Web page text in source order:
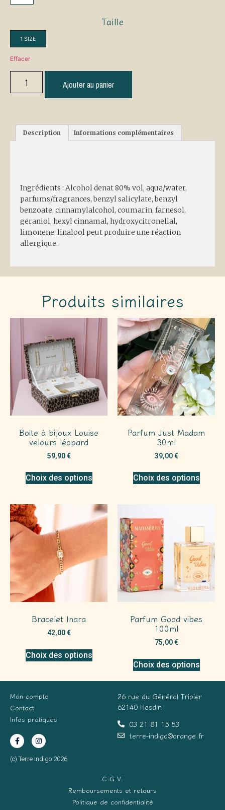
Taille
1 SIZE
Effacer
Ajouter au panier
Description Informations complémentaires
Ingrédients : Alcohol denat 80% vol, aqua/water,
parfums/fragrances, benzyl salicylate, benzyl
benzoate, cinnamylalcohol, coumarin, farnesol,
geraniol, hexyl cinnamal, hydroxycitronellal,
limonene, linalool peut produire une réaction
allergique.
Produits similaires
Boite à bijoux Louise
velours léopard
59,90€
Choix des options
Parfum Just Madam
30ml
39,00€
Choix des options
Bracelet Inara
42,00€
Choix des options
Parfum Good vibes
100ml
75,00€
Choix des options
Mon compte
Contact
Infos pratiques
(c) Terre Indigo 2026
26 rue du Général Tripier
62140 Hesdin
03 21 81 15 53
terre-indigo@orange.fr
C.G.V.
Remboursements et retours
Politique de confidentialité